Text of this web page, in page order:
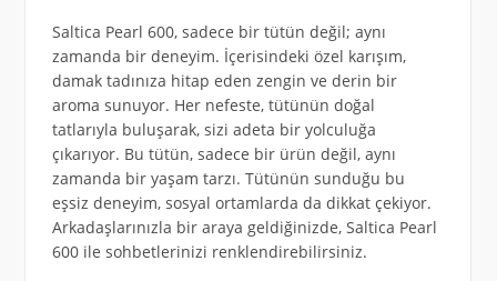
Saltica Pearl 600, sadece bir tütün değil; aynı
zamanda bir deneyim. İçerisindeki özel karışım,
damak tadınıza hitap eden zengin ve derin bir
aroma sunuyor. Her nefeste, tütünün doğal
tatlarıyla buluşarak, sizi adeta bir yolculuğa
çıkarıyor. Bu tütün, sadece bir ürün değil, aynı
zamanda bir yaşam tarzı. Tütünün sunduğu bu
eşsiz deneyim, sosyal ortamlarda da dikkat çekiyor.
Arkadaşlarınızla bir araya geldiğinizde, Saltica Pearl
600 ile sohbetlerinizi renklendirebilirsiniz.